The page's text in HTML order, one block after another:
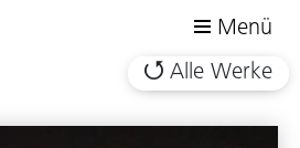
Menü
Alle Werke